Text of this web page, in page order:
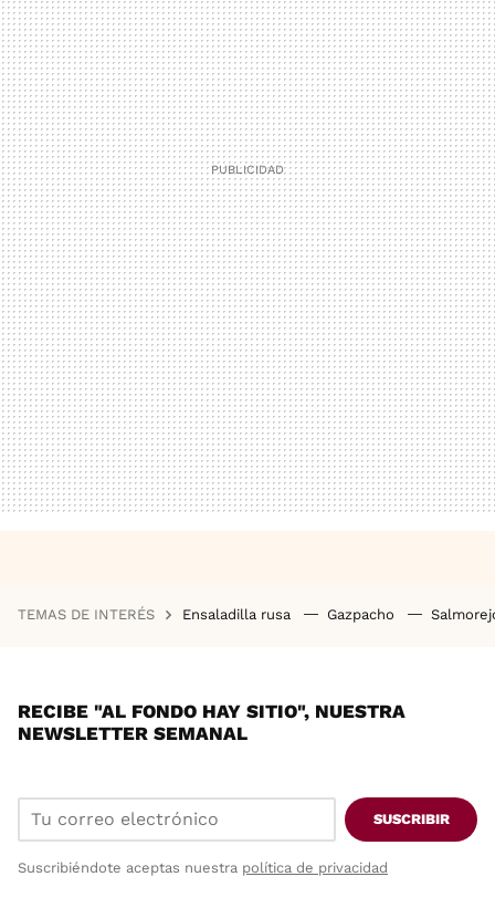
TEMAS DE INTERÉS Ensaladilla rusa Gazpacho
RECIBE "AL FONDO HAY SITIO", NUESTRA
NEWSLETTER SEMANAL
SUSCRIBIR
Suscribiéndote aceptas nuestra política de privacidad